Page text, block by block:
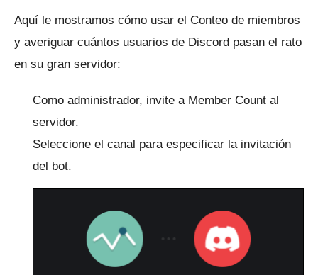
Aquí le mostramos cómo usar el Conteo de miembros
y averiguar cuántos usuarios de Discord pasan el rato
en su gran servidor:
Como administrador, invite a Member Count al
servidor.
Seleccione el canal para especificar la invitación
del bot.